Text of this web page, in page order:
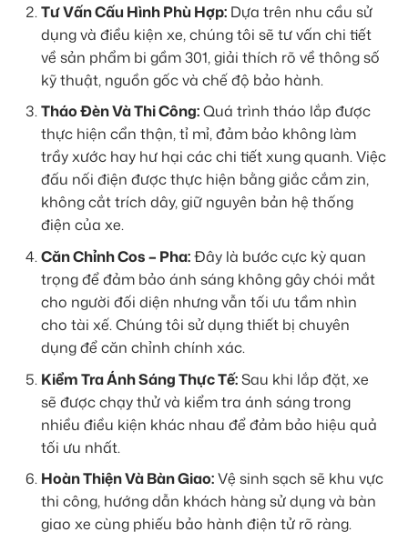
Tư Vấn Cấu Hình Phù Hợp:Dựa trên nhu cầu sử
dụng và điều kiện xe, chúng tôi sẽ tư vấn chi tiết
về sản phẩm bi gầm 301, giải thích rõ về thông số
kỹ thuật, nguồn gốc và chế độ bảo hành.
Tháo Đèn Và Thi Công:Quá trình tháo lắp được
thực hiện cẩn thận, tỉ mỉ, đảm bảo không làm
trầy xước hay hư hại các chi tiết xung quanh. Việc
đấu nối điện được thực hiện bằng giắc cắm zin,
không cắt trích dây, giữ nguyên bản hệ thống
điện của xe.
Căn Chỉnh Cos – Pha:Đây là bước cực kỳ quan
trọng để đảm bảo ánh sáng không gây chói mắt
cho người đối diện nhưng vẫn tối ưu tầm nhìn
cho tài xế. Chúng tôi sử dụng thiết bị chuyên
dụng để căn chỉnh chính xác.
Kiểm Tra Ánh Sáng Thực Tế:Sau khi lắp đặt, xe
sẽ được chạy thử và kiểm tra ánh sáng trong
nhiều điều kiện khác nhau để đảm bảo hiệu quả
tối ưu nhất.
Hoàn Thiện Và Bàn Giao:Vệ sinh sạch sẽ khu vực
thi công, hướng dẫn khách hàng sử dụng và bàn
giao xe cùng phiếu bảo hành điện tử rõ ràng.